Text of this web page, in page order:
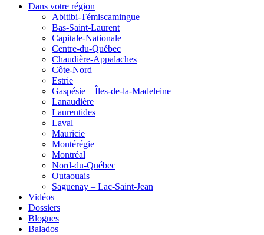
Dans votre région
Abitibi-Témiscamingue
Bas-Saint-Laurent
Capitale-Nationale
Centre-du-Québec
Chaudière-Appalaches
Côte-Nord
Estrie
Gaspésie – Îles-de-la-Madeleine
Lanaudière
Laurentides
Laval
Mauricie
Montérégie
Montréal
Nord-du-Québec
Outaouais
Saguenay – Lac-Saint-Jean
Vidéos
Dossiers
Blogues
Balados